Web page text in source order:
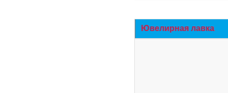
Ювелирная лавка